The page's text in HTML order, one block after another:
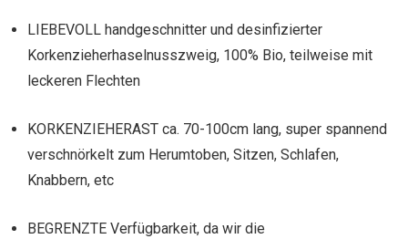
LIEBEVOLL handgeschnitter und desinfizierter
Korkenzieherhaselnusszweig, 100% Bio, teilweise mit
leckeren Flechten
KORKENZIEHERAST ca. 70-100cm lang, super spannend
verschnörkelt zum Herumtoben, Sitzen, Schlafen,
Knabbern, etc
BEGRENZTE Verfügbarkeit, da wir die